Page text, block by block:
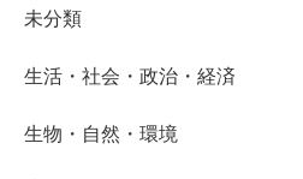
未分類
生活・社会・政治・経済
生物・自然・環境